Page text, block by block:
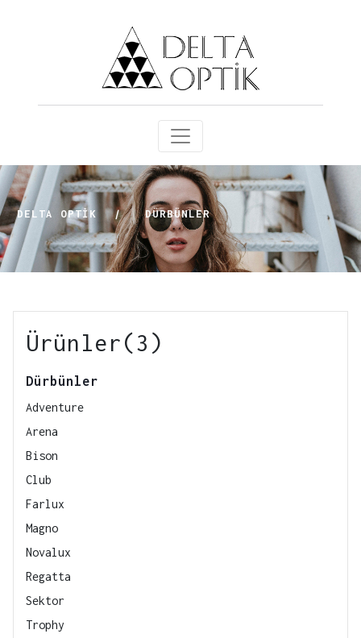
DELTA OPTİK | DÜRBÜNLER
Ürünler(3)
Dürbünler
Adventure
Arena
Bison
Club
Farlux
Magno
Novalux
Regatta
Sektor
Trophy